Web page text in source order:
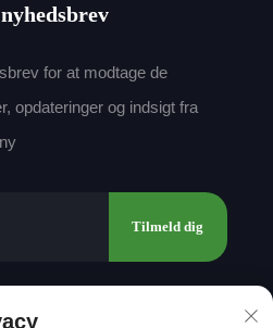
for at modtage de
opdateringer og indsigt fra
Tilmeld dig